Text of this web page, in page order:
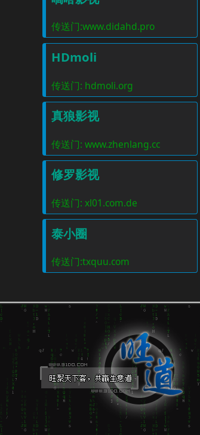
传送门:www.didahd.pro
HDmoli
传送门: hdmoli.org
真狼影视
传送门: www.zhenlang.cc
修罗影视
传送门: xl01.com.de
泰小圈
传送门:txquu.com